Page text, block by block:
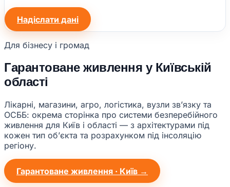
Надіслати дані
Для бізнесу і громад
Гарантоване живлення у Київській
області
Лікарні, магазини, агро, логістика, вузли звʼязку та
ОСББ: окрема сторінка про системи безперебійного
живлення для Київ і області — з архітектурами під
кожен тип обʼєкта та розрахунком під інсоляцію
регіону.
Гарантоване живлення · Київ →